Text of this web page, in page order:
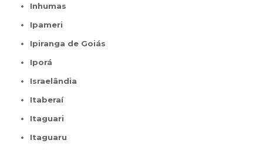
Inhumas
Ipameri
Ipiranga de Goiás
Iporá
Israelândia
Itaberaí
Itaguari
Itaguaru